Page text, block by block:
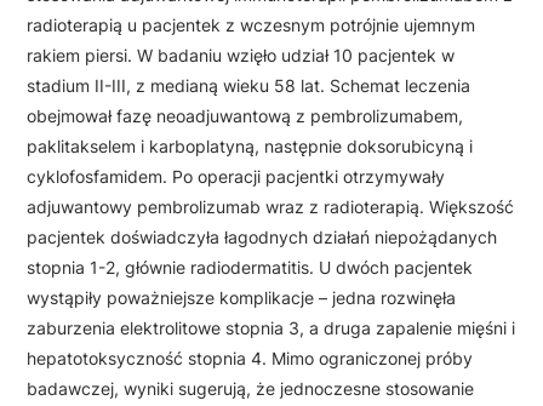
radioterapią u pacjentek z wczesnym potrójnie ujemnym
rakiem piersi. W badaniu wzięło udział 10 pacjentek w
stadium II-III, z medianą wieku 58 lat. Schemat leczenia
obejmował fazę neoadjuwantową z pembrolizumabem,
paklitakselem i karboplatyną, następnie doksorubicyną i
cyklofosfamidem. Po operacji pacjentki otrzymywały
adjuwantowy pembrolizumab wraz z radioterapią. Większość
pacjentek doświadczyła łagodnych działań niepożądanych
stopnia 1-2, głównie radiodermatitis. U dwóch pacjentek
wystąpiły poważniejsze komplikacje – jedna rozwinęła
zaburzenia elektrolitowe stopnia 3, a druga zapalenie mięśni i
hepatotoksyczność stopnia 4. Mimo ograniczonej próby
badawczej, wyniki sugerują, że jednoczesne stosowanie